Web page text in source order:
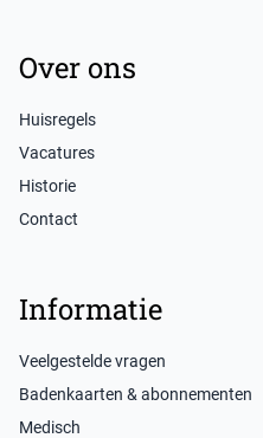
Over ons
Huisregels
Vacatures
Historie
Contact
Informatie
Veelgestelde vragen
Badenkaarten & abonnementen
Medisch